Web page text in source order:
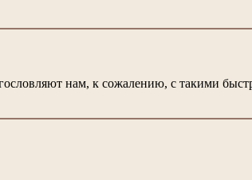
нам, к сожалению, с такими